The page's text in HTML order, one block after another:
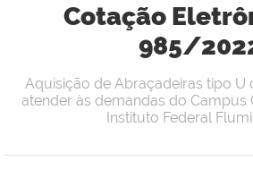
Cotação
985/
Aquisição de Abraçadeiras tipo U
atender às demandas do Campus
Instituto Federal